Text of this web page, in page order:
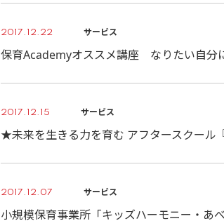
2017.12.22 サービス
保育Academyオススメ講座 なりたい自分
2017.12.15 サービス
★未来を生きる力を育む アフタースクー
2017.12.07 サービス
小規模保育事業所「キッズハーモニー・あ